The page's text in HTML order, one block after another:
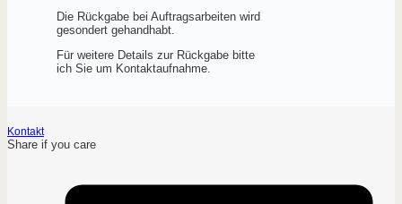
Die Rückgabe bei Auftragsarbeiten wird
gesondert gehandhabt.
Für weitere Details zur Rückgabe bitte
ich Sie um Kontaktaufnahme.
Kontakt
Share if you care